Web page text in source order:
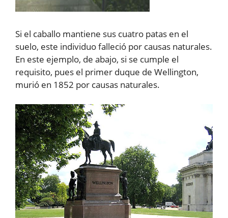
Si el caballo mantiene sus cuatro patas en el
suelo, este individuo falleció por causas naturales.
En este ejemplo, de abajo, si se cumple el
requisito, pues el primer duque de Wellington,
murió en 1852 por causas naturales.